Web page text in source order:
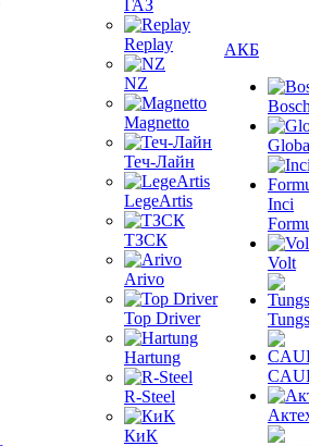
ГАЗ
Replay
NZ
Magnetto
Теч-Лайн
LegeArtis
ТЗСК
Arivo
Top Driver
Hartung
R-Steel
КиК
АКБ
Inci
Volt